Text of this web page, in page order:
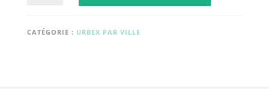
CATÉGORIE : URBEX PAR VILLE